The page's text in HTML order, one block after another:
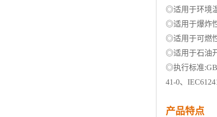
◎适用于环境
◎适用于爆炸
◎适用于可燃
◎适用于石油
◎执行标准
41-0、
产品特点